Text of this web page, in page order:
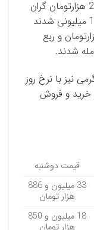
نیم سکه و ربع سکه نیز امروز هرکدام 250 هزارتومان گران
تر شدند و وارد محدوده 19 میلیونی و 12 میلیونی شدند
نیم سکه با 19 میلیون و 100 هزارتومان و ربع
نیز با نرخ روز
250 هزارتومان خرید و فروش
قیمت دوشنبه
33 میلیون و 886
هزار تومان
18 میلیون و 850
هزار تومان